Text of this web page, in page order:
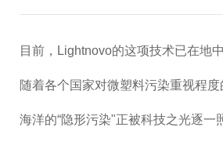
目前，Lightnovo的这项技术已在地
随着各个国家对微塑料污染重视程
海洋的“隐形污染"正被科技之光逐